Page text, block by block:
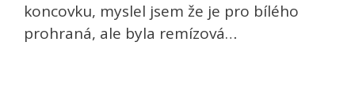
koncovku, myslel jsem že je pro bílého
prohraná, ale byla remízová…